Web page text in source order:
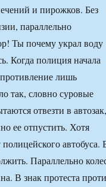
и пирожков. Без
параллельно
Ты почему украл воду
Когда полиция начала
лишь
так, словно суровые
отвезти в автозак,
ее отпустить. Хотя
автобуса.
Параллельно
В знак протеста